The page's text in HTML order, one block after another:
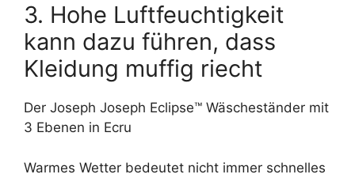
3. Hohe Luftfeuchtigkeit
kann dazu führen, dass
Kleidung muffig riecht
Der Joseph Joseph Eclipse™ Wäscheständer mit
3 Ebenen in Ecru
Warmes Wetter bedeutet nicht immer schnelles